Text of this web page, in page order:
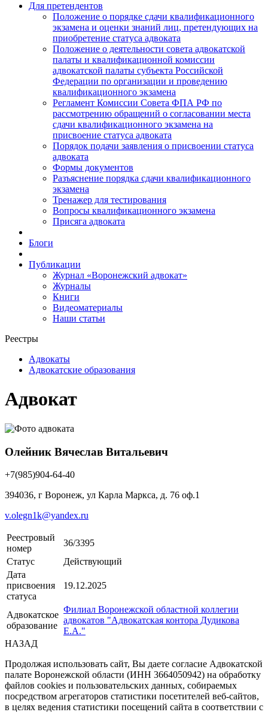
Для претендентов
Положение о порядке сдачи квалификационного
экзамена и оценки знаний лиц, претендующих на
приобретение статуса адвоката
Положение о деятельности совета адвокатской
палаты и квалификационной комиссии
адвокатской палаты субъекта Российской
Федерации по организации и проведению
квалификационного экзамена
Регламент Комиссии Совета ФПА РФ по
рассмотрению обращений о согласовании места
сдачи квалификационного экзамена на
присвоение статуса адвоката
Порядок подачи заявления о присвоении статуса
адвоката
Формы документов
Разъяснение порядка сдачи квалификационного
экзамена
Тренажер для тестирования
Вопросы квалификационного экзамена
Присяга адвоката
Блоги
Публикации
Журнал «Воронежский адвокат»
Журналы
Книги
Видеоматериалы
Наши статьи
Реестры
Адвокаты
Адвокатские образования
Адвокат
Олейник Вячеслав Витальевич
+7(985)904-64-40
394036, г Воронеж, ул Карла Маркса, д. 76 оф.1
v.olegn1k@yandex.ru
Реестровый
номер
36/3395
Статус
Действующий
Дата
присвоения
статуса
19.12.2025
Адвокатское
образование
Филиал Воронежской областной коллегии
адвокатов "Адвокатская контора Дудикова
Е.А."
НАЗАД
Продолжая использовать сайт, Вы даете согласие Адвокатской
палате Воронежской области (ИНН 3664050942) на обработку
файлов cookies и пользовательских данных, собираемых
посредством агрегаторов статистики посетителей веб-сайтов,
в целях ведения статистики посещений сайта в соответствии с